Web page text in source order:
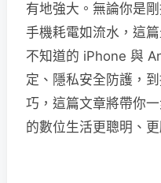
有地強大。無論你是
手機耗電如流水，這
不知道的 iPhone 與
定、隱私安全防護，
巧，這篇文章將帶你
的數位生活更聰明、更